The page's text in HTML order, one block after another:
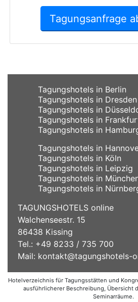
Tagungsanfrage
Tagungshotels in Berlin
Tagungshotels in Dresden
Tagungshotels in
Tagungshotels in
Tagungshotels in
Tagungshotels in
Tagungshotels in Köln
Tagungshotels in Leipzig
Tagungshotels in
Tagungshotels in
TAGUNGSHOTELS online
Walchenseestr. 15
86438 Kissing
Tel.: +49 8233 / 735 700
Mail: kontakt@tagungshotels-
Hotelverzeichnis für Tagungsstätten und
ausführlicherer Beschreibung, Übersicht
Seminarräume.